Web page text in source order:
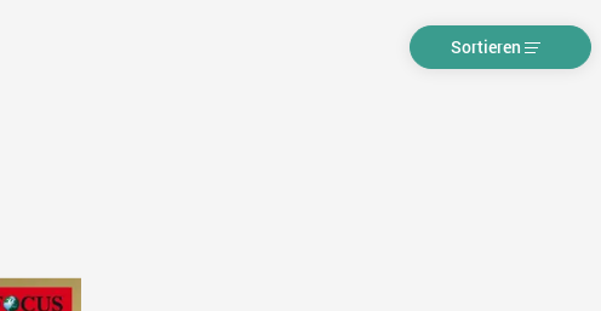
Sortieren